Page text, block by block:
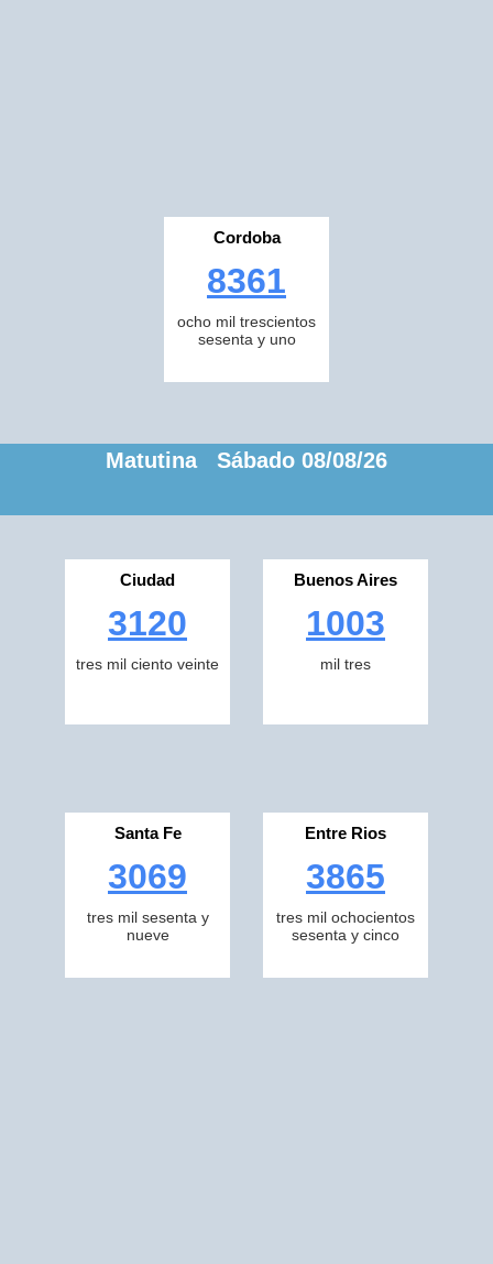
Cordoba
8361
ocho mil trescientos
sesenta y uno
Matutina Sábado 08/08/26
Ciudad
3120
tres mil ciento veinte
Buenos Aires
1003
mil tres
Santa Fe
3069
tres mil sesenta y
nueve
Entre Rios
3865
tres mil ochocientos
sesenta y cinco